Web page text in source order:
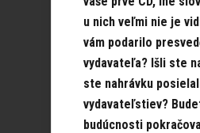
u nich veľmi nie je
vám podarilo
vydavateľa? Išli ste
ste nahrávku
vydavateľstiev?
budúcnosti